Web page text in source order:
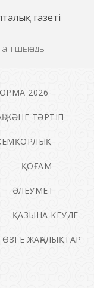
газеті
шығады
2026
ЖӘНЕ ТӘРТІП
ҚОҒАМ
ӘЛЕУМЕТ
ҚАЗЫНА КЕУДЕ
ӨЗГЕ ЖАҢАЛЫҚТАР